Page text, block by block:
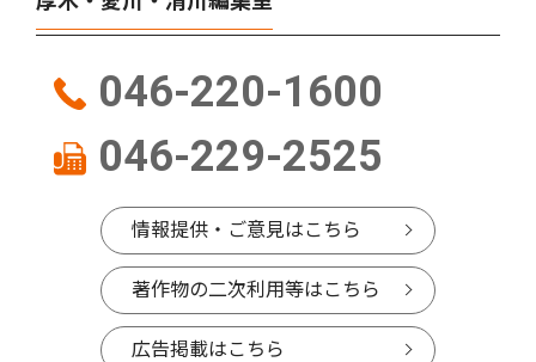
046-220-1600
046-229-2525
情報提供・ご意見はこちら
著作物の二次利用等はこちら
広告掲載はこちら